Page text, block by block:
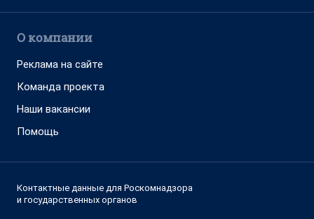
О компании
Реклама на сайте
Команда проекта
Наши вакансии
Помощь
Контактные данные для Роскомнадзора
и государственных органов